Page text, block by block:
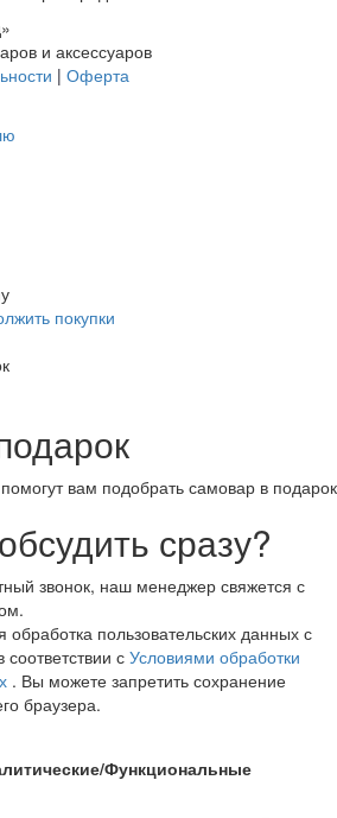
и аксессуаров
| Оферта
покупки
вам подобрать самовар в подарок
сразу?
звонок, наш менеджер свяжется с
обработка пользовательских данных с
с Условиями обработки
. Вы можете запретить сохранение
браузера.
Функциональные